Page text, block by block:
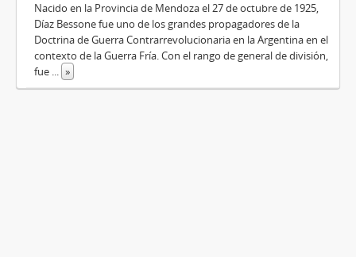
Nacido en la Provincia de Mendoza el 27 de octubre de 1925,
Díaz Bessone fue uno de los grandes propagadores de la
Doctrina de Guerra Contrarrevolucionaria en la Argentina en el
contexto de la Guerra Fría. Con el rango de general de división,
fue ... »